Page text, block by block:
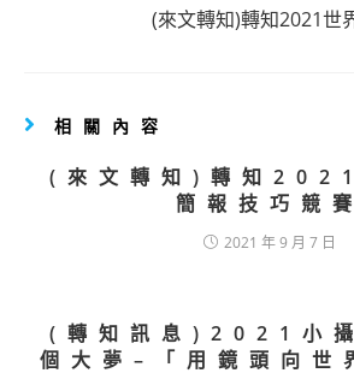
(來文轉知)轉知2021世
相關內容
(來文轉知)轉知2021
簡報技巧競賽
2021 年 9 月 7 日
(轉知訊息)2021小攝
個大夢–「用鏡頭向世